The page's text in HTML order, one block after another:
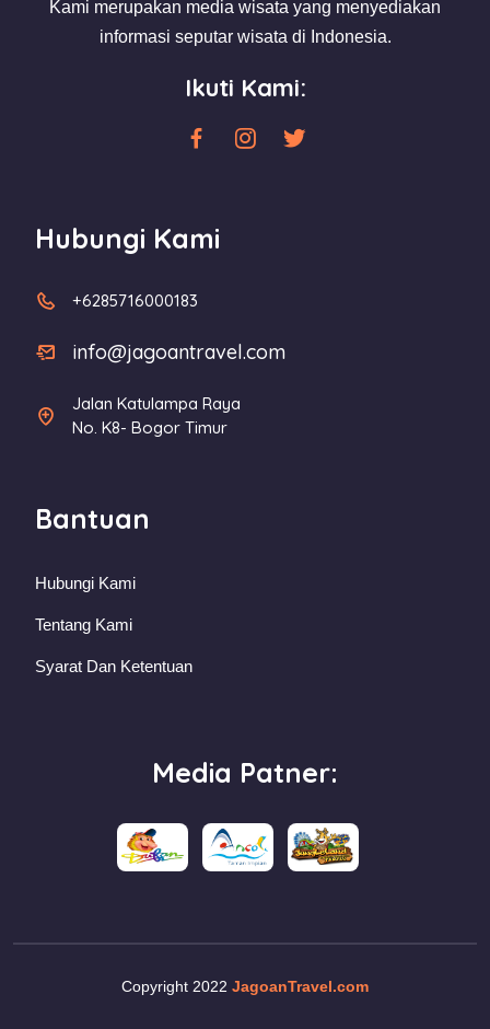
Kami merupakan media wisata yang menyediakan
informasi seputar wisata di Indonesia.
Ikuti Kami:
Hubungi Kami
+6285716000183
info@jagoantravel.com
Jalan Katulampa Raya
No. K8- Bogor Timur
Bantuan
Hubungi Kami
Tentang Kami
Syarat Dan Ketentuan
Media Patner:
Copyright 2022 JagoanTravel.com